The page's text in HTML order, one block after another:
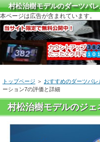
村松治樹モデルのダーツバ
本ページは広告が含まれています。
トップページ ＞ おすすめのダーツバレ
ーション7の評価と詳細
村松治樹モデルのジ